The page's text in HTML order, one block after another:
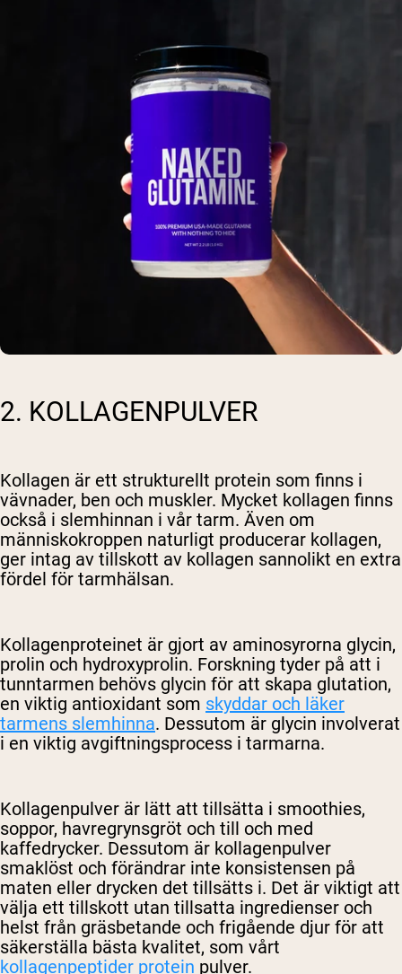
2. KOLLAGENPULVER
Kollagen är ett strukturellt protein som finns i
vävnader, ben och muskler. Mycket kollagen finns
också i slemhinnan i vår tarm. Även om
människokroppen naturligt producerar kollagen,
ger intag av tillskott av kollagen sannolikt en extra
fördel för tarmhälsan.
Kollagenproteinet är gjort av aminosyrorna glycin,
prolin och hydroxyprolin. Forskning tyder på att i
tunntarmen behövs glycin för att skapa glutation,
en viktig antioxidant som skyddar och läker
tarmens slemhinna. Dessutom är glycin involverat
i en viktig avgiftningsprocess i tarmarna.
Kollagenpulver är lätt att tillsätta i smoothies,
soppor, havregrynsgröt och till och med
kaffedrycker. Dessutom är kollagenpulver
smaklöst och förändrar inte konsistensen på
maten eller drycken det tillsätts i. Det är viktigt att
välja ett tillskott utan tillsatta ingredienser och
helst från gräsbetande och frigående djur för att
säkerställa bästa kvalitet, som vårt
kollagenpeptider protein pulver.